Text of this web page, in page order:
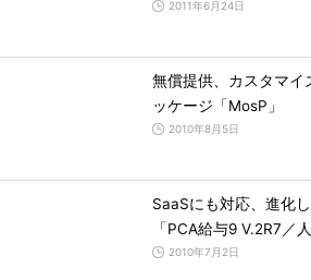
2011年6月24日
無償提供、カスタマイ
ッケージ「MosP」
2010年8月5日
SaaSにも対応、進化
「PCA給与9 V.2R7／
2010年7月2日